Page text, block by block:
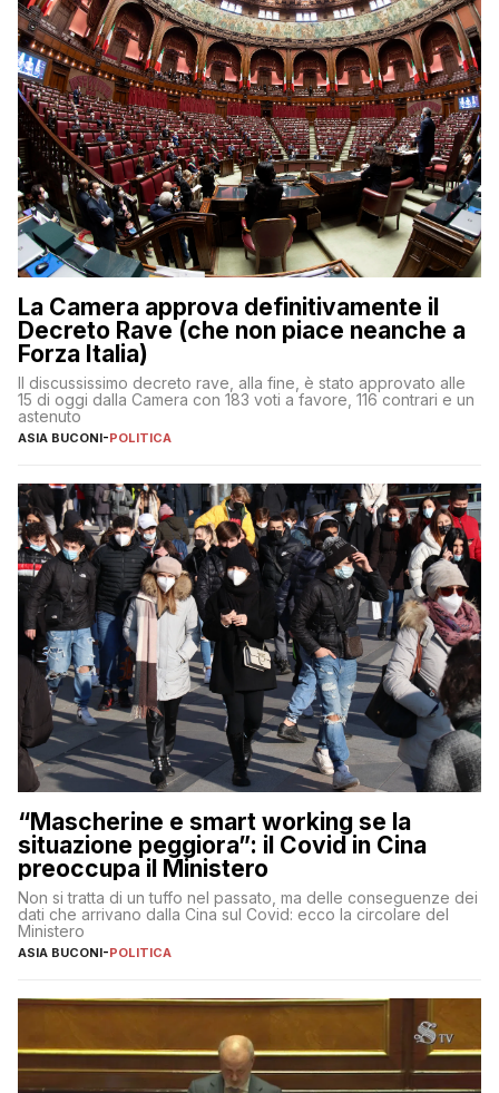
La Camera approva definitivamente il
Decreto Rave (che non piace neanche a
Forza Italia)
Il discussissimo decreto rave, alla fine, è stato approvato alle
15 di oggi dalla Camera con 183 voti a favore, 116 contrari e un
astenuto
ASIA BUCONI-POLITICA
“Mascherine e smart working se la
situazione peggiora”: il Covid in Cina
preoccupa il Ministero
Non si tratta di un tuffo nel passato, ma delle conseguenze dei
dati che arrivano dalla Cina sul Covid: ecco la circolare del
Ministero
ASIA BUCONI-POLITICA